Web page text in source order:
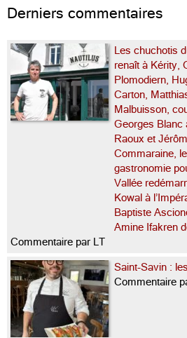
Derniers commentaires
Les chuchotis
renaît à Kérity,
Plomodiern,
Carton,
Malbuisson,
Georges Blanc
Raoux et
Commaraine,
gastronomie
Vallée
Kowal à
Baptiste
Amine Ifakren
Commentaire par LT
Saint-Savin :
Commentaire